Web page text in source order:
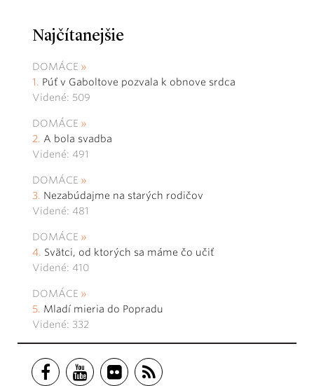
Najčítanejšie
DOMÁCE
Púť v Gaboltove pozvala k obnove srdca
Videné: 509
DOMÁCE
A bola svadba
Videné: 491
DOMÁCE
Nezabúdajme na starých rodičov
Videné: 481
DOMÁCE
Svätci, od ktorých sa máme čo učiť
Videné: 410
DOMÁCE
Mladí mieria do Popradu
Videné: 332